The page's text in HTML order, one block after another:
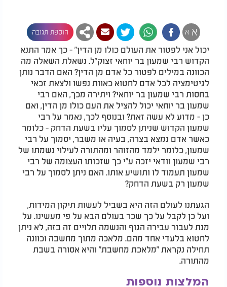
א א הוספת תגובה
יכול אני לפטור את העולם כולו מן הדין" - כך אמר התנא
הקדוש רבי שמעון בר יוחאי זצוק"ל. נשאלת השאלה מה
הכוונה במילים לפטור כל אדם מן הדין? האם הדבר נותן
לגיטימציה לכל אדם לחטוא כאוות נפשו ולצאת זכאי
בחסות רבי שמעון בר יוחאי? ויתירה מכך, האם רבי
שמעון בר יוחאי יכול להציל את העם כולו מן הדין, ואם
כן - מדוע לא עשה זאת? ובנוסף לכך, נאמר על רבי
שמעון הקדוש שניתן לסמוך עליו בשעת הדחק - כלומר
כאשר אדם נמצא בצרה, בעיה או משבר, יסמוך על רבי
שמעון, כלומר ילמד מהזוהר ומהתורה לעילוי נשמתו של
רבי שמעון וודאי יזכה ע"י כך שזכותו העצומה של רבי
שמעון תעמוד לו ותושיע אותו. האם ניתן לסמוך על רבי
שמעון רק בשעת הדחק?
הגעתנו לעולם הזה היא בשביל לעשות תיקון המידות,
ועל כן לקבל על כך שכר בעולם הבא על פי מעשינו. על
מנת לעבור עבירה הגוף והנשמה תלויים זה בזה, לא ניתן
לחטוא בלעדי אחד מהם. מלאכה מתוך מחשבה וכוונה
תחילה נקראת "מלאכת מחשבת" והיא אסורה בשבת
מהתורה.
המלצות נוספות